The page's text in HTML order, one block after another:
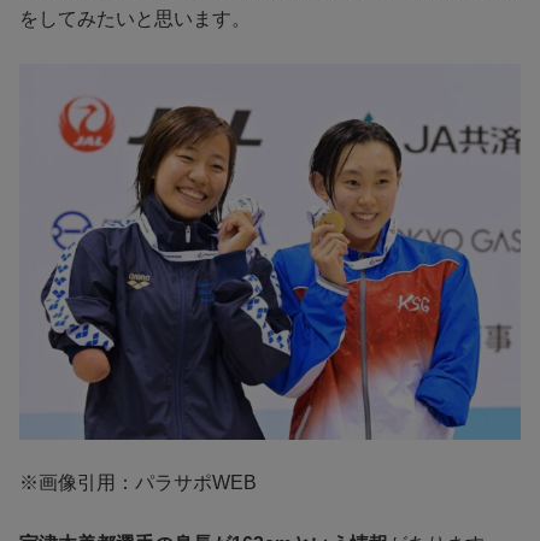
をしてみたいと思います。
※画像引用：パラサポWEB